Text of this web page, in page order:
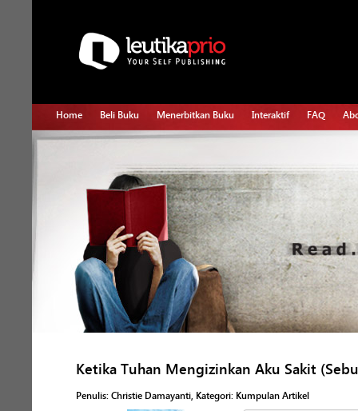
Home Beli Buku Menerbitkan Buku Interaktif FAQ
Ketika Tuhan Mengizinkan Aku Sakit
Penulis: Christie Damayanti, Kategori: Kumpulan Artikel